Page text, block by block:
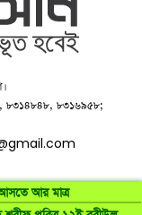
আর মাত্র
৮৩১৪৮৪৮, ৮৩১৬৯৫৮;